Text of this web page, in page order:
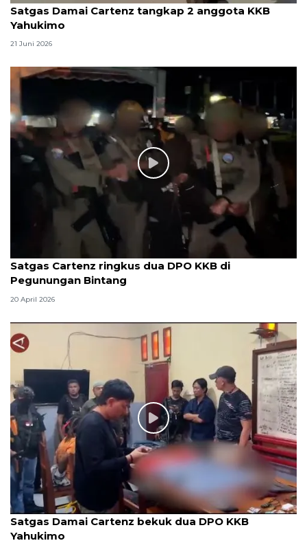
Satgas Damai Cartenz tangkap 2 anggota KKB
Yahukimo
21 Juni 2026
Satgas Cartenz ringkus dua DPO KKB di
Pegunungan Bintang
20 April 2026
Satgas Damai Cartenz bekuk dua DPO KKB
Yahukimo